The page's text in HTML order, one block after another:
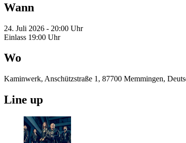
Wann
24. Juli 2026 - 20:00 Uhr
Einlass 19:00 Uhr
Wo
Kaminwerk, Anschützstraße 1, 87700 Memmingen,
Line up